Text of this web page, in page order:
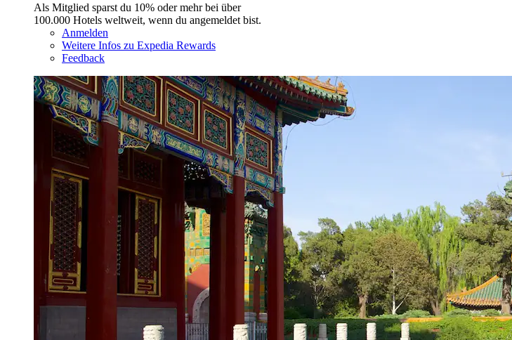
Als Mitglied sparst du 10% oder mehr bei über
100.000 Hotels weltweit, wenn du angemeldet bist.
Anmelden
Weitere Infos zu Expedia Rewards
Feedback